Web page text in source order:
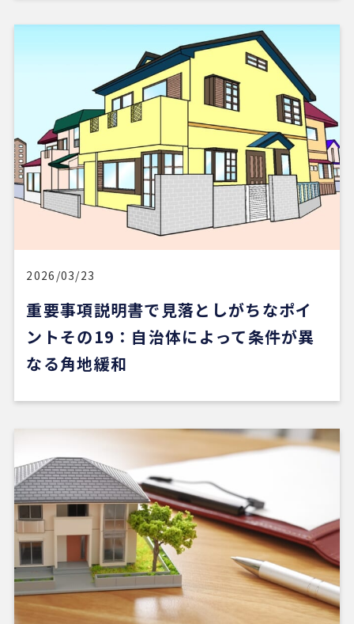
2026/03/23
重要事項説明書で見落としがちなポイ
ントその19：自治体によって条件が異
なる角地緩和